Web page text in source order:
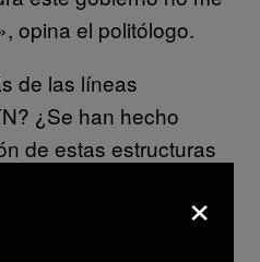
opina el politólogo.
de las líneas
¿Se han hecho
de estas estructuras
gobierno catalán se
VICE News que, tras
todo se postergó
×